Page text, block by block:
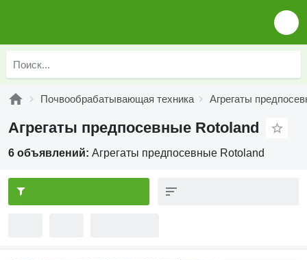
Почвообрабатывающая техника Агрегаты
Агрегаты предпосевные Rotoland
6 объявлений: Агрегаты предпосевные Rotoland